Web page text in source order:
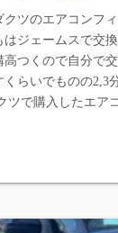
ツのエアコンフ
はジェームスで交
つくので自分で
らいでものの2,3
ツで購入したエア